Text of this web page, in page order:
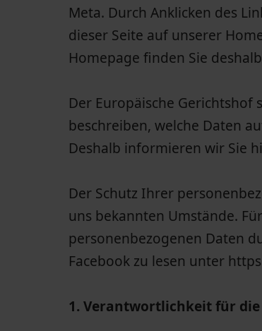
Meta. Durch Anklicken des
dieser Seite auf unserer
Homepage finden Sie
Der Europäische
beschreiben, welche Daten
Deshalb informieren wir Sie
Der Schutz Ihrer
uns bekannten Umstände.
personenbezogenen Daten
Facebook zu lesen unter
1. Verantwortlichkeit für